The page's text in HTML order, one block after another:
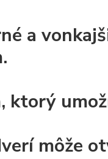
a
ktorý
môže